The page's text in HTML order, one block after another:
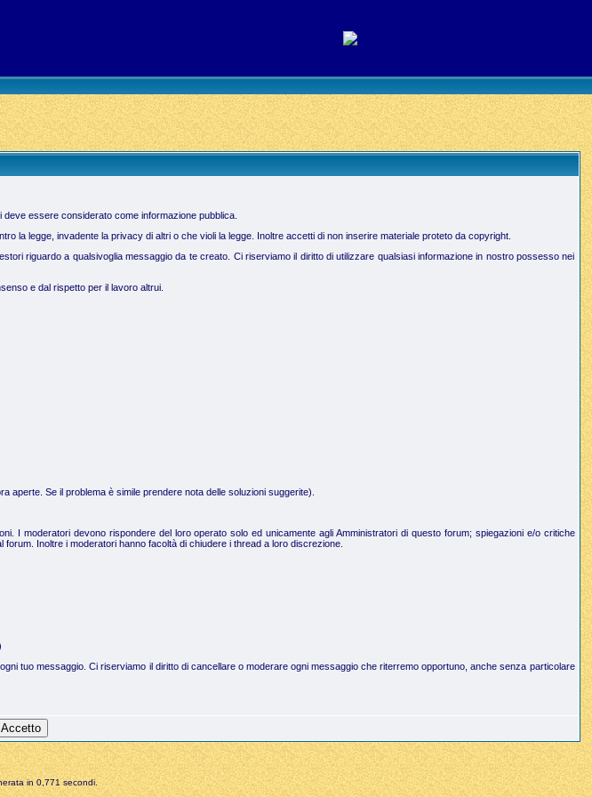
essere considerato come informazione pubblica.
la legge, invadente la privacy di altri o che violi la legge. Inoltre accetti di non inserire materiale proteto da copyright.
riguardo a qualsivoglia messaggio da te creato. Ci riserviamo il diritto di utilizzare qualsiasi informazione in nostro possesso nei
e dal rispetto per il lavoro altrui.
Se il problema è simile prendere nota delle soluzioni suggerite).
I moderatori devono rispondere del loro operato solo ed unicamente agli Amministratori di questo forum; spiegazioni e/o critiche
Inoltre i moderatori hanno facoltà di chiudere i thread a loro discrezione.
tuo messaggio. Ci riserviamo il diritto di cancellare o moderare ogni messaggio che riterremo opportuno, anche senza particolare
in 0,771 secondi.